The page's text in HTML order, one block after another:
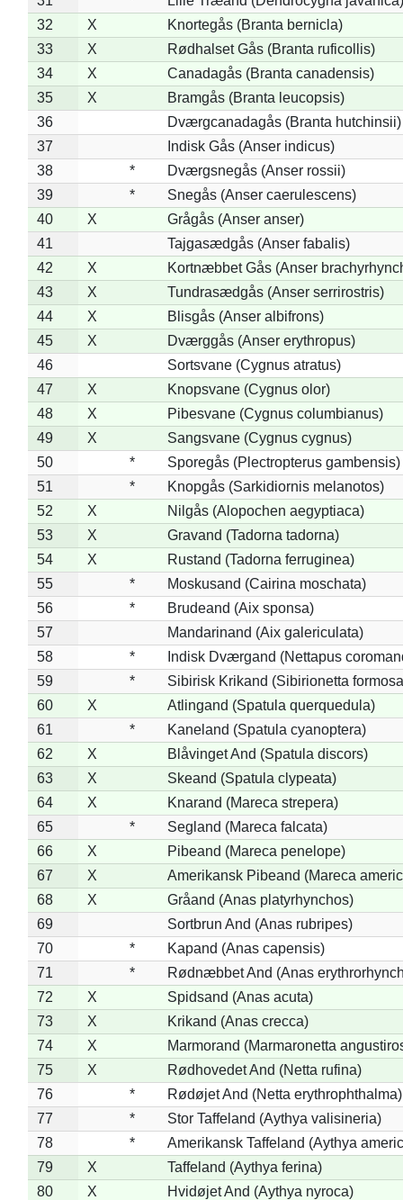
32
X
Knortegås (Branta bernicla)
33
X
Rødhalset Gås (Branta ruficollis)
34
X
Canadagås (Branta canadensis)
35
X
Bramgås (Branta leucopsis)
36
Dværgcanadagås (Branta hutchinsii)
37
Indisk Gås (Anser indicus)
38
*
Dværgsnegås (Anser rossii)
39
*
Snegås (Anser caerulescens)
40
X
Grågås (Anser anser)
41
Tajgasædgås (Anser fabalis)
42
X
Kortnæbbet Gås (Anser
43
X
Tundrasædgås (Anser serrirostris)
44
X
Blisgås (Anser albifrons)
45
X
Dværggås (Anser erythropus)
46
Sortsvane (Cygnus atratus)
47
X
Knopsvane (Cygnus olor)
48
X
Pibesvane (Cygnus columbianus)
49
X
Sangsvane (Cygnus cygnus)
50
*
Sporegås (Plectropterus gambensis)
51
*
Knopgås (Sarkidiornis melanotos)
52
X
Nilgås (Alopochen aegyptiaca)
53
X
Gravand (Tadorna tadorna)
54
X
Rustand (Tadorna ferruginea)
55
*
Moskusand (Cairina moschata)
56
*
Brudeand (Aix sponsa)
57
Mandarinand (Aix galericulata)
58
*
Indisk Dværgand (Nettapus
59
*
Sibirisk Krikand (Sibirionetta
60
X
Atlingand (Spatula querquedula)
61
*
Kaneland (Spatula cyanoptera)
62
X
Blåvinget And (Spatula discors)
63
X
Skeand (Spatula clypeata)
64
X
Knarand (Mareca strepera)
65
*
Segland (Mareca falcata)
66
X
Pibeand (Mareca penelope)
67
X
Amerikansk Pibeand (Mareca
68
X
Gråand (Anas platyrhynchos)
69
Sortbrun And (Anas rubripes)
70
*
Kapand (Anas capensis)
71
*
Rødnæbbet And (Anas
72
X
Spidsand (Anas acuta)
73
X
Krikand (Anas crecca)
74
X
Marmorand (Marmaronetta
75
X
Rødhovedet And (Netta rufina)
76
*
Rødøjet And (Netta erythrophthalma)
77
*
Stor Taffeland (Aythya valisineria)
78
*
Amerikansk Taffeland (Aythya
79
X
Taffeland (Aythya ferina)
80
X
Hvidøjet And (Aythya nyroca)